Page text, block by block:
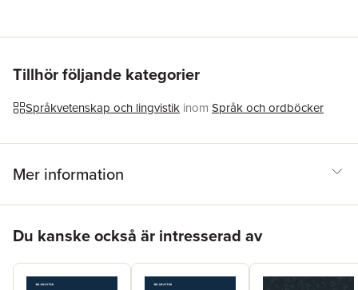
Förlag
De Gruyter
Tillhör följande kategorier
Språkvetenskap och lingvistik inom Språk och ordböcker
Mer information
Du kanske också är intresserad av